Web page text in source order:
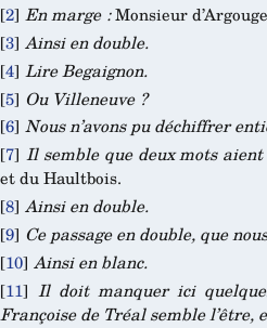
[2] En marge :Monsieur
[3] Ainsi en double.
[4] Lire Begaignon.
[5] Ou Villeneuve ?
[6] Nous n’avons pu déchiffrer
[7] Il semble que deux mots
et du Haultbois.
[8] Ainsi en double.
[9] Ce passage en double, que
[10] Ainsi en blanc.
[11]Il doit manquer ici
Françoise de Tréal semble